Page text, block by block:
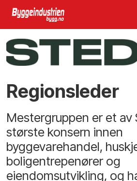
Regionsleder
Mestergruppen er et av
største konsern innen
byggevarehandel,
boligentrepenører og
eiendomsutvikling, og